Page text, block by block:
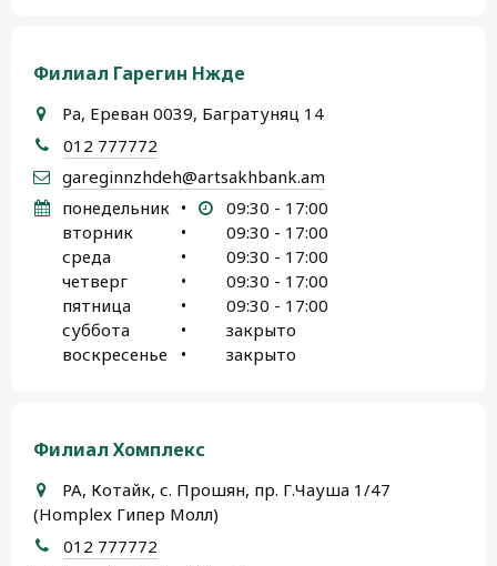
Филиал Гарегин Нжде
Ра, Ереван 0039, Багратуняц 14
012 777772
gareginnzhdeh@artsakhbank.am
понедельник •
09:30 - 17:00
вторник
•
09:30 - 17:00
среда
•
09:30 - 17:00
четверг
•
09:30 - 17:00
пятница
•
09:30 - 17:00
суббота
•
закрыто
воскресенье
• закрыто
Филиал Хомплекс
РА, Котайк, с. Прошян, пр. Г.Чауша 1/47
(Homplex Гипер Молл)
012 777772